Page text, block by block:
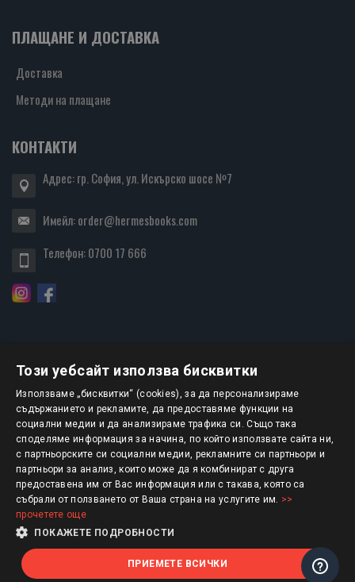
ПЛАЩАНЕ И ДОСТАВКА
Доставка
Методи на плащане
КОНТАКТИ
Адрес: гр. София, ул. Искърско шосе №7
Имейл:order@hermesbooks.com
Телефон:0700 17 666
БЮЛЕТИН
АБОНИРАНЕ
Авторско право © 2025 HERMESBOOKS.BG
1 EUR = 1.95583 BGN
Този уебсайт използва бисквитки
Използваме „бисквитки“ (cookies), за да персонализираме
съдържанието и рекламите, да предоставяме функции на
социални медии и да анализираме трафика си. Също така
споделяме информация за начина, по който използвате сайта ни,
с партньорските си социални медии, рекламните си партньори и
партньори за анализ, които може да я комбинират с друга
предоставена им от Вас информация или с такава, която са
събрали от ползването от Ваша страна на услугите им. >>
прочетете още
ПОКАЖЕТЕ ПОДРОБНОСТИ
ПРИЕМЕТЕ ВСИЧКИ